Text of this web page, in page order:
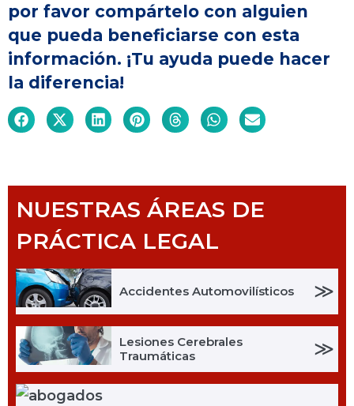
por favor compártelo con alguien
que pueda beneficiarse con esta
información. ¡Tu ayuda puede hacer
la diferencia!
NUESTRAS ÁREAS DE
PRÁCTICA LEGAL
Accidentes Automovilísticos ≫
Lesiones Cerebrales
Traumáticas
≫